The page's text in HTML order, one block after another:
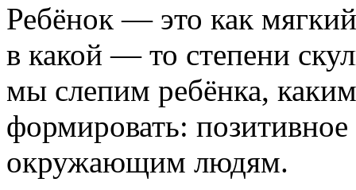
Ребёнок — это как
в какой — то степени
мы слепим ребёнка,
формировать:
окружающим людям.